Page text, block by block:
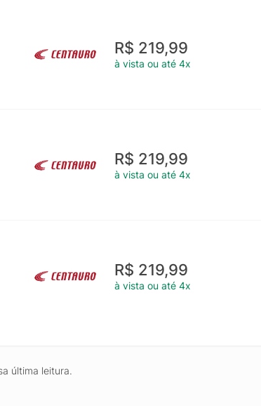
R$ 219,99
à vista ou até 4x
R$ 219,99
à vista ou até 4x
R$ 219,99
à vista ou até 4x
última leitura.